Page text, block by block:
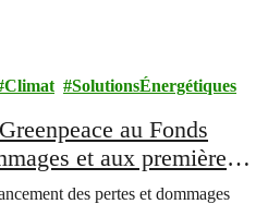
Climat SolutionsÉnergétiques
au Fonds
et aux premières
des pertes et dommages